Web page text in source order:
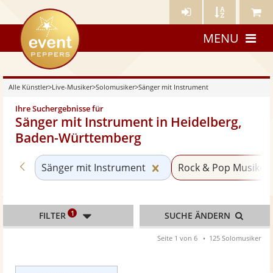
Künstler- Künstler Meine
eventpeppers
MENU
Alle Künstler>Live-Musiker>Solomusiker>Sänger mit Instrument
Ihre Suchergebnisse für
Sänger mit Instrument in Heidelberg,
Baden-Württemberg
Zurück zu «Solomusiker»
Sänger mit Instrument Kategorie «Sänger
Rock & Pop Musiker
FILTER 1 SUCHE ÄNDERN
Seite 1 von 6 125 Solomusiker